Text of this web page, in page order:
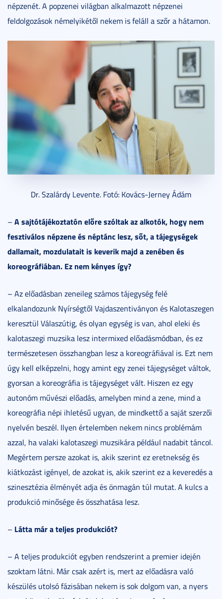
népzenét. A popzenei világban alkalmazott népzenei
feldolgozások némelyikétől nekem is feláll a szőr a hátamon.
Dr. Szalárdy Levente. Fotó: Kovács-Jerney Ádám
– A sajtótájékoztatón előre szóltak az alkotók, hogy nem
fesztiválos népzene és néptánc lesz, sőt, a tájegységek
dallamait, mozdulatait is keverik majd a zenében és
koreográfiában. Ez nem kényes így?
– Az előadásban zeneileg számos tájegység felé
elkalandozunk Nyírségtől Vajdaszentiványon és Kalotaszegen
keresztül Válaszútig, és olyan egység is van, ahol eleki és
kalotaszegi muzsika lesz intermixed előadásmódban, és ez
természetesen összhangban lesz a koreográfiával is. Ezt nem
úgy kell elképzelni, hogy amint egy zenei tájegységet váltok,
gyorsan a koreográfia is tájegységet vált. Hiszen ez egy
autonóm művészi előadás, amelyben mind a zene, mind a
koreográfia népi ihletésű ugyan, de mindkettő a saját szerzői
nyelvén beszél. Ilyen értelemben nekem nincs problémám
azzal, ha valaki kalotaszegi muzsikára például nadabit táncol.
Megértem persze azokat is, akik szerint ez eretnekség és
kiátkozást igényel, de azokat is, akik szerint ez a keveredés a
szinesztézia élményét adja és önmagán túl mutat. A kulcs a
produkció minősége és összhatása lesz.
– Látta már a teljes produkciót?
– A teljes produkciót egyben rendszerint a premier idején
szoktam látni. Már csak azért is, mert az előadásra való
készülés utolsó fázisában nekem is sok dolgom van, a nyers